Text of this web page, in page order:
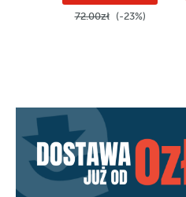
72.00zł (-23%)